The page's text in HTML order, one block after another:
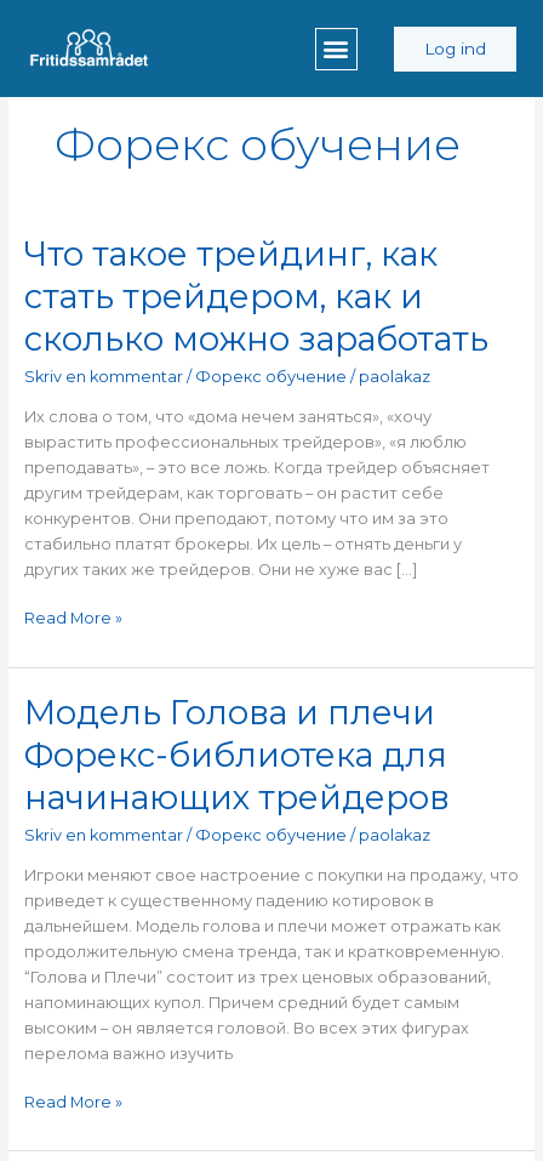
indholdet
Log ind
Форекс обучение
Что такое трейдинг, как
стать трейдером, как и
сколько можно заработать
Skriv en kommentar / Форекс обучение / paolakaz
Их слова о том, что «дома нечем заняться», «хочу
вырастить профессиональных трейдеров», «я люблю
преподавать», – это все ложь. Когда трейдер объясняет
другим трейдерам, как торговать – он растит себе
конкурентов. Они преподают, потому что им за это
стабильно платят брокеры. Их цель – отнять деньги у
других таких же трейдеров. Они не хуже вас […]
Что
такое
трейдинг,
стать
трейдером,
и
сколько
можно
заработать
Read More »
Модель Голова и плечи
Форекс-библиотека для
начинающих трейдеров
Skriv en kommentar / Форекс обучение / paolakaz
Игроки меняют свое настроение с покупки на продажу, что
приведет к существенному падению котировок в
дальнейшем. Модель голова и плечи может отражать как
продолжительную смена тренда, так и кратковременную.
“Голова и Плечи” состоит из трех ценовых образований,
напоминающих купол. Причем средний будет самым
высоким – он является головой. Во всех этих фигурах
перелома важно изучить
Модель
Голова
и
Форекс-
библиотека
начинающих
трейдеров
Read More »